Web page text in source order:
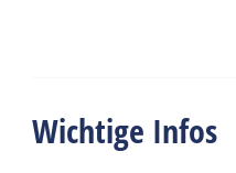
Wichtige Infos